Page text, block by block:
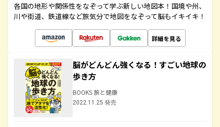
各国の地形や関係性をなぞって学ぶ新しい地図本！国境や州、
川や街道、鉄道線など旅気分で地図をなぞって脳もイキイキ！
詳細を見る
脳がどんどん強くなる！すごい地球の
歩き方
BOOKS 旅と健康
2022.11.25 発売